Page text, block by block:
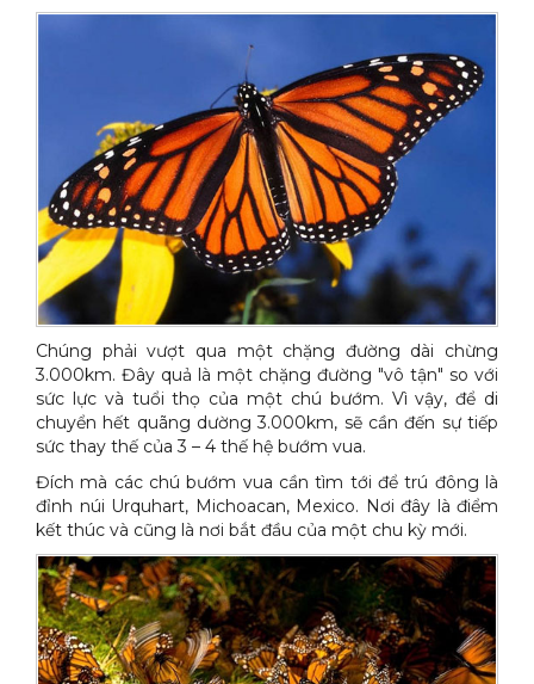
Xe đẩy làm vệ sinh Sài Gòn
Chúng phải vượt qua một chặng đường dài chừng
3.000km. Đây quả là một chặng đường "vô tận" so với
sức lực và tuổi thọ của một chú bướm. Vì vậy, để di
chuyển hết quãng dường 3.000km, sẽ cần đến sự tiếp
sức thay thế của 3 – 4 thế hệ bướm vua.
Đích mà các chú bướm vua cần tìm tới để trú đông là
đỉnh núi Urquhart, Michoacan, Mexico. Nơi đây là điểm
kết thúc và cũng là nơi bắt đầu của một chu kỳ mới.